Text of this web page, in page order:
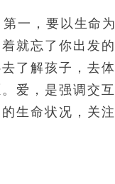
一，要以生命
就忘了你出发
了解孩子，去体
爱，是强调交
生命状况，关